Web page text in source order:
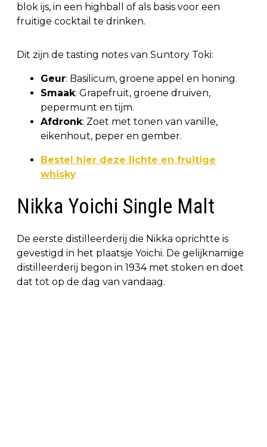
blok ijs, in een highball of als basis voor een
fruitige cocktail te drinken.
Dit zijn de tasting notes van Suntory Toki:
Geur: Basilicum, groene appel en honing.
Smaak: Grapefruit, groene druiven,
pepermunt en tijm.
Afdronk: Zoet met tonen van vanille,
eikenhout, peper en gember.
Bestel hier deze lichte en fruitige
whisky
Nikka Yoichi Single Malt
De eerste distilleerderij die Nikka oprichtte is
gevestigd in het plaatsje Yoichi. De gelijknamige
distilleerderij begon in 1934 met stoken en doet
dat tot op de dag van vandaag.